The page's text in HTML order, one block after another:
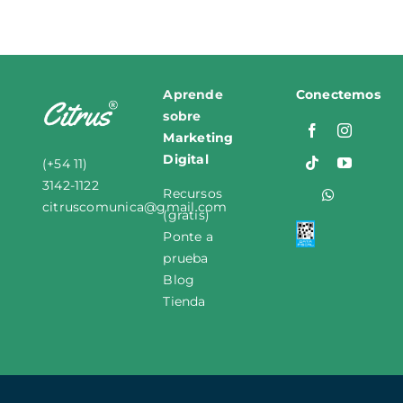
(+54 11)
3142-1122
citruscomunica@gmail.com
Aprende
sobre
Marketing
Digital
Recursos
(gratis)
Ponte a
prueba
Blog
Tienda
Conectemos